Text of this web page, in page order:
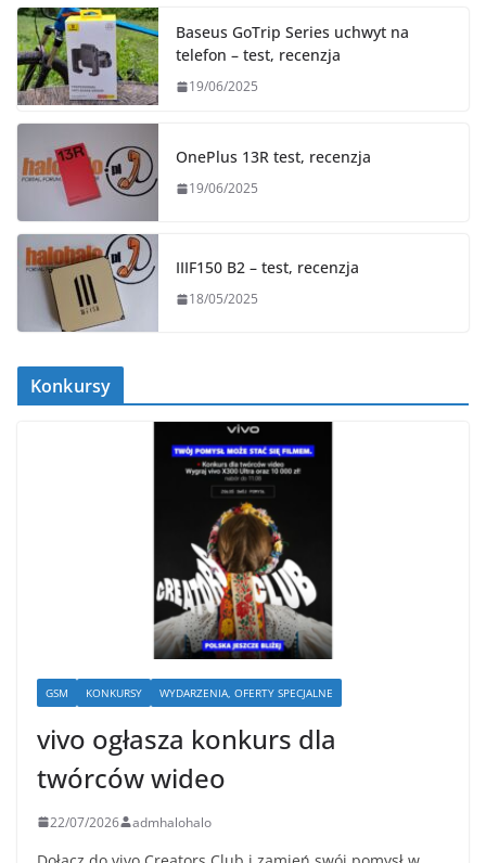
Baseus GoTrip Series uchwyt na
telefon – test, recenzja
19/06/2025
OnePlus 13R test, recenzja
19/06/2025
IIIF150 B2 – test, recenzja
18/05/2025
Konkursy
GSM KONKURSY WYDARZENIA, OFERTY SPECJALNE
vivo ogłasza konkurs dla
twórców wideo
22/07/2026 admhalohalo